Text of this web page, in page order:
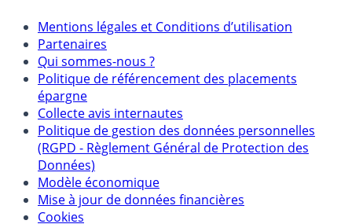
Mentions
Mentions légales et Conditions d’utilisation
Partenaires
Qui sommes-nous ?
Politique de référencement des placements
épargne
Collecte avis internautes
Politique de gestion des données personnelles
(RGPD - Règlement Général de Protection des
Données)
Modèle économique